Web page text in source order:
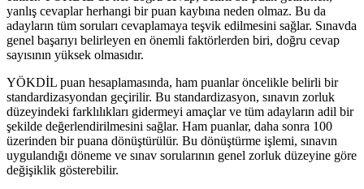
yanlış cevaplar herhangi bir puan kaybına neden olmaz. Bu da
adayların tüm soruları cevaplamaya teşvik edilmesini sağlar. Sınavda
genel başarıyı belirleyen en önemli faktörlerden biri, doğru cevap
sayısının yüksek olmasıdır.
YÖKDİL puan hesaplamasında, ham puanlar öncelikle belirli bir
standardizasyondan geçirilir. Bu standardizasyon, sınavın zorluk
düzeyindeki farklılıkları gidermeyi amaçlar ve tüm adayların adil bir
şekilde değerlendirilmesini sağlar. Ham puanlar, daha sonra 100
üzerinden bir puana dönüştürülür. Bu dönüştürme işlemi, sınavın
uygulandığı döneme ve sınav sorularının genel zorluk düzeyine göre
değişiklik gösterebilir.